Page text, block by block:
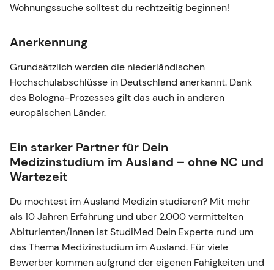
Wohnungssuche solltest du rechtzeitig beginnen!
Anerkennung
Grundsätzlich werden die niederländischen
Hochschulabschlüsse in Deutschland anerkannt. Dank
des Bologna-Prozesses gilt das auch in anderen
europäischen Länder.
Ein starker Partner für Dein
Medizinstudium im Ausland – ohne NC und
Wartezeit
Du möchtest im Ausland Medizin studieren? Mit mehr
als 10 Jahren Erfahrung und über 2.000 vermittelten
Abiturienten/innen ist StudiMed Dein Experte rund um
das Thema Medizinstudium im Ausland. Für viele
Bewerber kommen aufgrund der eigenen Fähigkeiten und